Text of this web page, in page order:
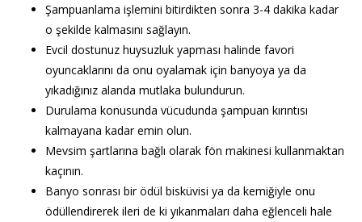
Şampuanlama işlemini bitirdikten sonra 3-4 dakika kadar
o şekilde kalmasını sağlayın.
Evcil dostunuz huysuzluk yapması halinde favori
oyuncaklarını da onu oyalamak için banyoya ya da
yıkadığınız alanda mutlaka bulundurun.
Durulama konusunda vücudunda şampuan kırıntısı
kalmayana kadar emin olun.
Mevsim şartlarına bağlı olarak fön makinesi kullanmaktan
kaçının.
Banyo sonrası bir ödül bisküvisi ya da kemiğiyle onu
ödüllendirerek ileri de ki yıkanmaları daha eğlenceli hale